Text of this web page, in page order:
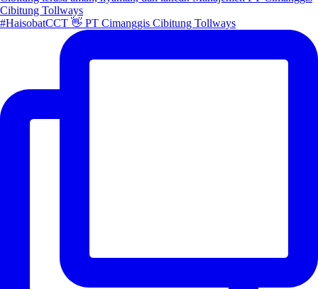
#HaisobatCCT 👋 PT Cimanggis Cibitung Tollways